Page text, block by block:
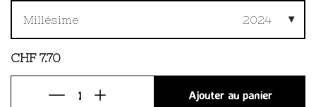
Millésime 2024
CHF7.70
Ajouter au panier